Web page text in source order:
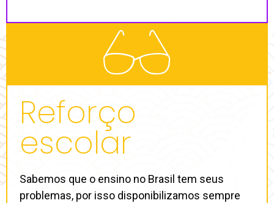
Reforço
escolar
Sabemos que o ensino no Brasil tem seus
problemas, por isso disponibilizamos sempre